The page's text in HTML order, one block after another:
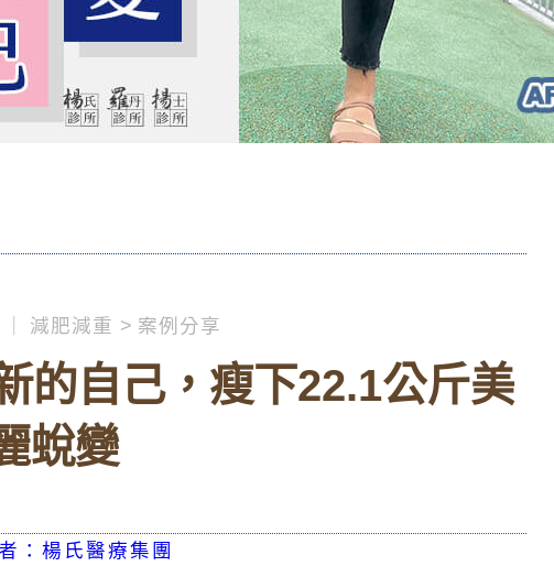
減肥減重 案例分享
的自己，瘦下22.1公斤美
蛻變
：楊氏醫療集團